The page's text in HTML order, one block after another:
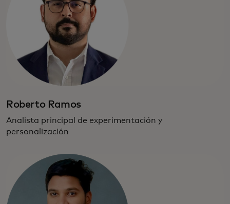
Roberto Ramos
Analista principal de experimentación y
personalización